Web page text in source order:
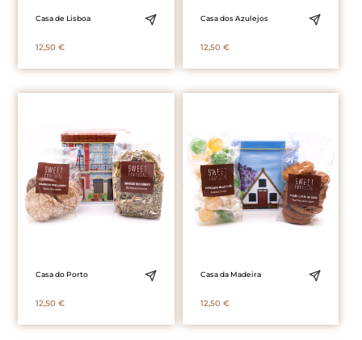
Casa de Lisboa
12,50€
Casa dos Azulejos
12,50 €
Casa do Porto
12,50€
Casa da Madeira
12,50 €